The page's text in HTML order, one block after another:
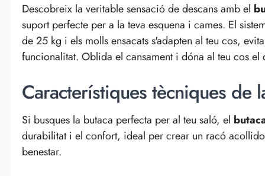
Descobreix la veritable sensació de descans amb el
suport perfecte per a la teva esquena i cames. El
de 25 kg i els molls ensacats s'adapten al teu cos,
funcionalitat. Oblida el cansament i dóna al teu cos
Característiques tècniques de
Si busques la butaca perfecta per al teu saló, el
durabilitat i el confort, ideal per crear un racó
benestar.